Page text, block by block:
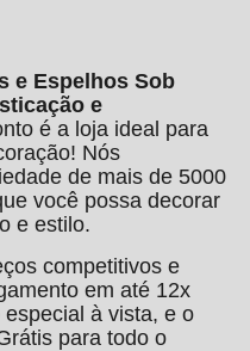
e Espelhos Sob
e
é a loja ideal para
Nós
de mais de 5000
você possa decorar
e estilo.
competitivos e
em até 12x
à vista, e o
para todo o